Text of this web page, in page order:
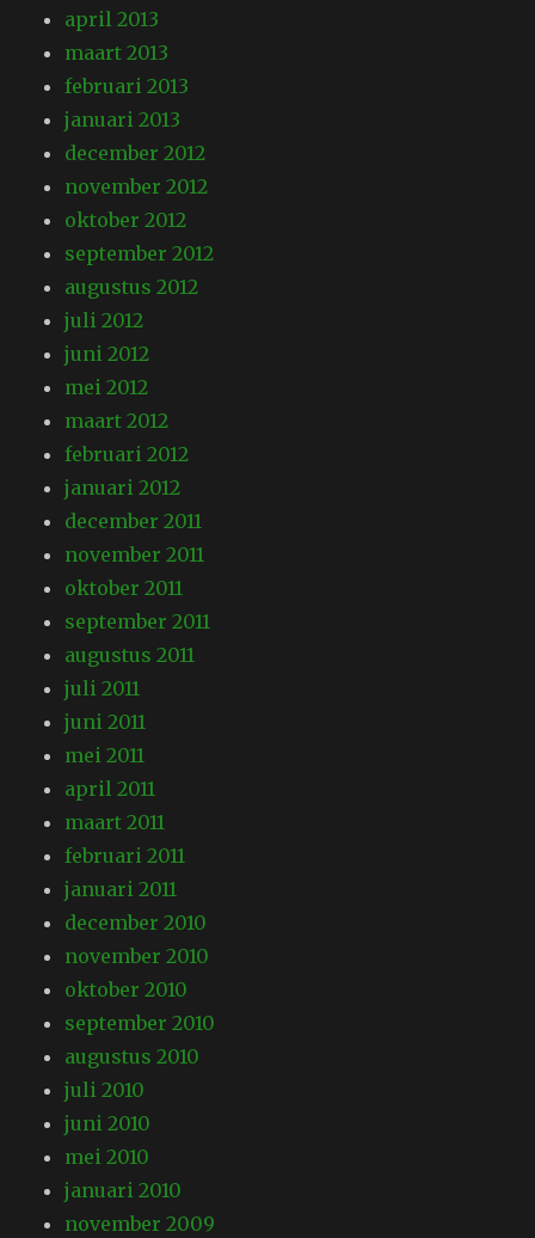
april 2013
maart 2013
februari 2013
januari 2013
december 2012
november 2012
oktober 2012
september 2012
augustus 2012
juli 2012
juni 2012
mei 2012
maart 2012
februari 2012
januari 2012
december 2011
november 2011
oktober 2011
september 2011
augustus 2011
juli 2011
juni 2011
mei 2011
april 2011
maart 2011
februari 2011
januari 2011
december 2010
november 2010
oktober 2010
september 2010
augustus 2010
juli 2010
juni 2010
mei 2010
januari 2010
november 2009